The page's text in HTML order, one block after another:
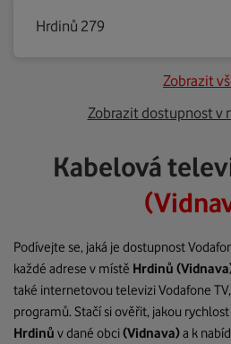
Hrdinů 279
Zobrazit
Zobrazit dostupnost v
Kabelová
Podívejte se, jaká je dostupnost
každé adrese v místě Hrdinů
také internetovou televizi Vodafone
programů. Stačí si ověřit, jakou
Hrdinů v dané obci(Vidnava)a k